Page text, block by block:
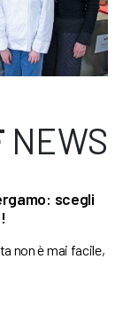
NEWS
scegli
non è mai facile,